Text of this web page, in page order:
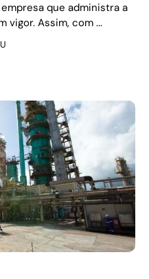
que administra a
vigor. Assim, com ...